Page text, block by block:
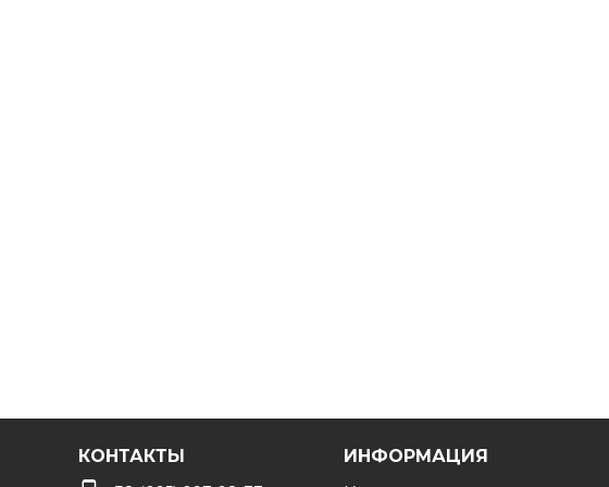
КОНТАКТЫ
ИНФОРМАЦИЯ